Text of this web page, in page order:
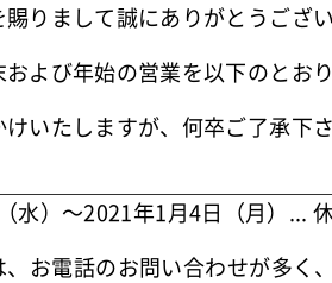
りまして誠にありがとうござい
よび年始の営業を以下のとお
いたしますが、何卒ご了承下
水）～2021年1月4日（月）...
お電話のお問い合わせが多く